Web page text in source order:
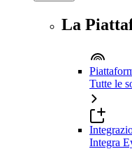
La
Tutte le
Integra